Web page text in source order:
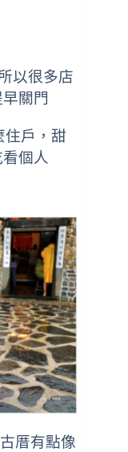
以很多店
關門
住戶，甜
個人
厝有點像